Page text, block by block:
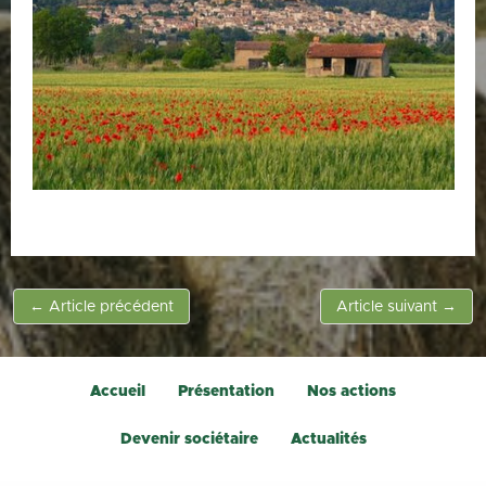
← Article précédent Article suivant →
Accueil Présentation Nos actions
Devenir sociétaire Actualités